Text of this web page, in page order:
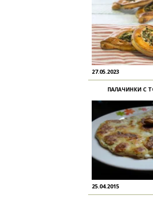
27.05.2023
ПАЛАЧИНКИ С
25.04.2015